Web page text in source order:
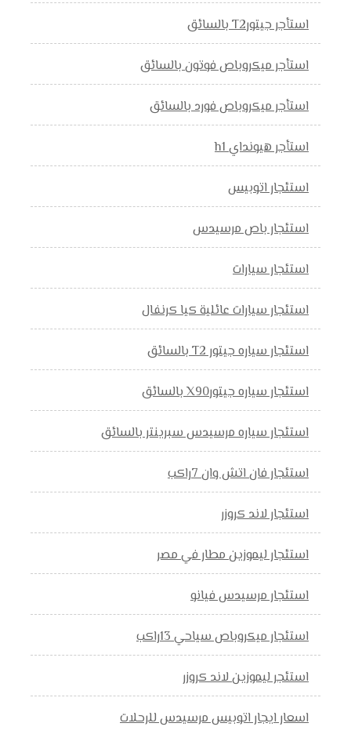
استأجر جيتورT2 بالسائق
استأجر ميكروباص فوتون بالسائق
استأجر ميكروباص فورد بالسائق
استأجر هيونداي h1
استئجار اتوبيس
استئجار باص مرسيدس
استئجار سيارات
استئجار سيارات عائلية كيا كرنفال
استئجار سياره جيتور T2 بالسائق
استئجار سياره جيتورX90 بالسائق
استئجار سياره مرسيدس سبرينتر بالسائق
استئجار فان اتش وان 7راكب
استئجار لاند كروزر
استئجار ليموزين مطار في مصر
استئجار مرسيدس فيانو
استئجار ميكروباص سياحي 13راكب
استئجر ليموزين لاند كروزر
اسعار ايجار اتوبيس مرسيدس للرحلات